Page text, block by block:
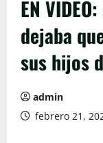
EN
dejaba
sus hijos
admin
febrero 21,